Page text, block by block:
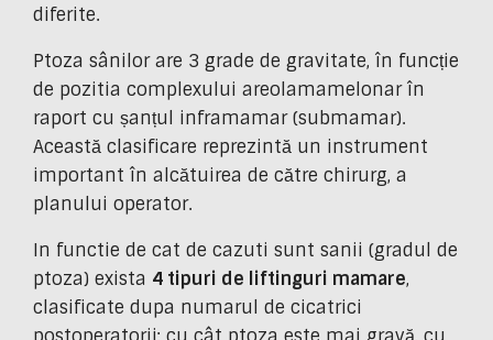
diferite.
Ptoza sânilor are 3 grade de gravitate, în funcție
de pozitia complexului areolamamelonar în
raport cu șanțul inframamar (submamar).
Această clasificare reprezintă un instrument
important în alcătuirea de către chirurg, a
planului operator.
In functie de cat de cazuti sunt sanii (gradul de
ptoza) exista 4 tipuri de liftinguri mamare,
clasificate dupa numarul de cicatrici